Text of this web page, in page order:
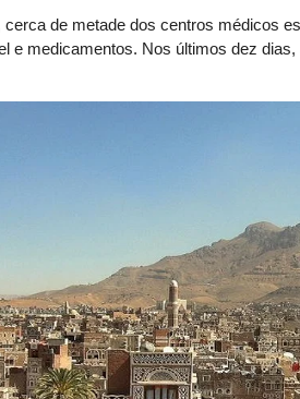
cerca de metade dos centros médicos
e medicamentos. Nos últimos dez